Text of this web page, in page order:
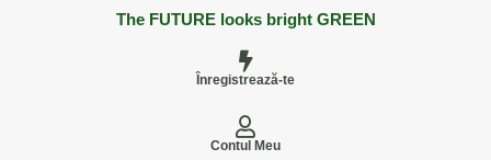
The FUTURE looks bright GREEN
Înregistrează-te
Contul Meu